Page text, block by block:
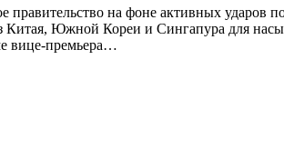
правительство на фоне активных ударов
Китая, Южной Кореи и Сингапура для
вице-премьера…